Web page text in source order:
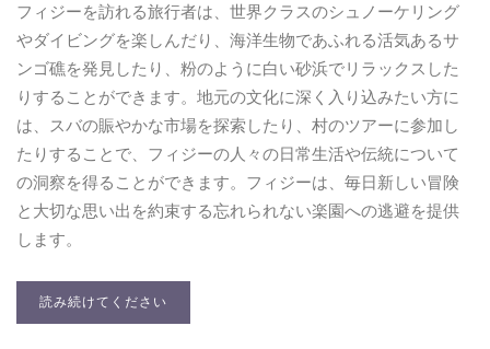
フィジーを訪れる旅行者は、世界クラスのシュノーケリング
やダイビングを楽しんだり、海洋生物であふれる活気あるサ
ンゴ礁を発見したり、粉のように白い砂浜でリラックスした
りすることができます。地元の文化に深く入り込みたい方に
は、スバの賑やかな市場を探索したり、村のツアーに参加し
たりすることで、フィジーの人々の日常生活や伝統について
の洞察を得ることができます。フィジーは、毎日新しい冒険
と大切な思い出を約束する忘れられない楽園への逃避を提供
します。
読み続けてください